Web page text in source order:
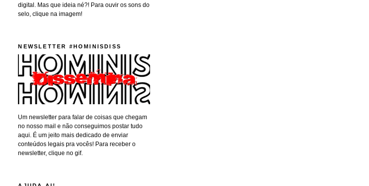
digital. Mas que ideia né?! Para ouvir os sons do
selo, clique na imagem!
NEWSLETTER #HOMINISDISS
Um newsletter para falar de coisas que chegam
no nosso mail e não conseguimos postar tudo
aqui. É um jeito mais dedicado de enviar
conteúdos legais pra vocês! Para receber o
newsletter, clique no gif.